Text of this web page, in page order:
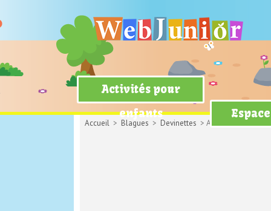
Activités pour
enfants
Accueil > Blagues > Devinettes > Animaux anciens